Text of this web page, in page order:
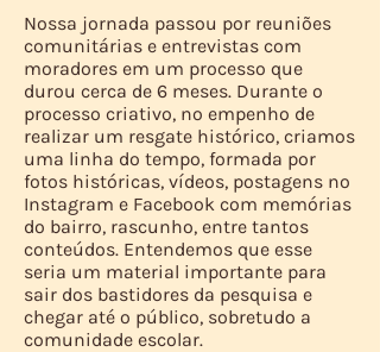
Nossa jornada passou por reuniões
comunitárias e entrevistas com
moradores em um processo que
durou cerca de 6 meses. Durante o
processo criativo, no empenho de
realizar um resgate histórico, criamos
uma linha do tempo, formada por
fotos históricas, vídeos, postagens no
Instagram e Facebook com memórias
do bairro, rascunho, entre tantos
conteúdos. Entendemos que esse
seria um material importante para
sair dos bastidores da pesquisa e
chegar até o público, sobretudo a
comunidade escolar.